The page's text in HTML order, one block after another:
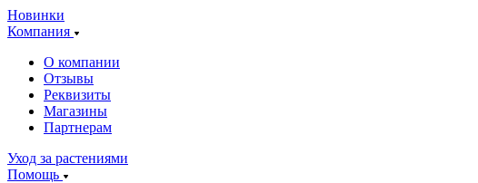
Новинки
Компания
О компании
Отзывы
Реквизиты
Магазины
Партнерам
Уход за растениями
Помощь